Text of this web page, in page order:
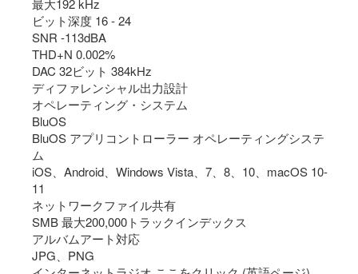
最大192 kHz
ビット深度 16 - 24
SNR -113dBA
THD+N 0.002%
DAC 32ビット 384kHz
ディファレンシャル出力設計
オペレーティング・システム
BluOS
BluOS アプリコントローラー オペレーティングシステ
ム
iOS、Android、Windows Vista、7、8、10、macOS 10-
11
ネットワークファイル共有
SMB 最大200,000トラックインデックス
アルバムアート対応
JPG、PNG